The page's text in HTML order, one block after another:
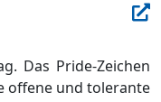
Das Pride-Zeichen
offene und tolerante